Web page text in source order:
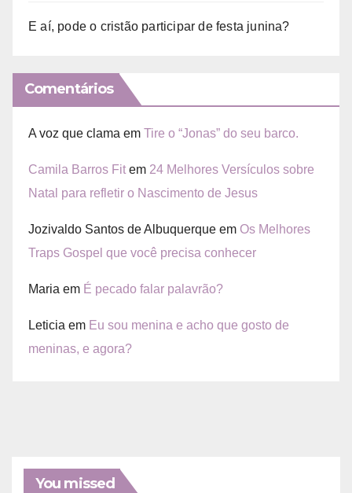
E aí, pode o cristão participar de festa junina?
Comentários
A voz que clama em Tire o “Jonas” do seu barco.
Camila Barros Fit em 24 Melhores Versículos sobre
Natal para refletir o Nascimento de Jesus
Jozivaldo Santos de Albuquerque em Os Melhores
Traps Gospel que você precisa conhecer
Maria em É pecado falar palavrão?
Leticia em Eu sou menina e acho que gosto de
meninas, e agora?
You missed